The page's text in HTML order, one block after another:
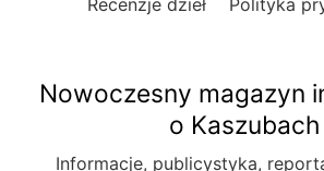
Recenzje dzieł
Polityka
Nowoczesny magazyn
o Kaszubach
Informacje, publicystyka,